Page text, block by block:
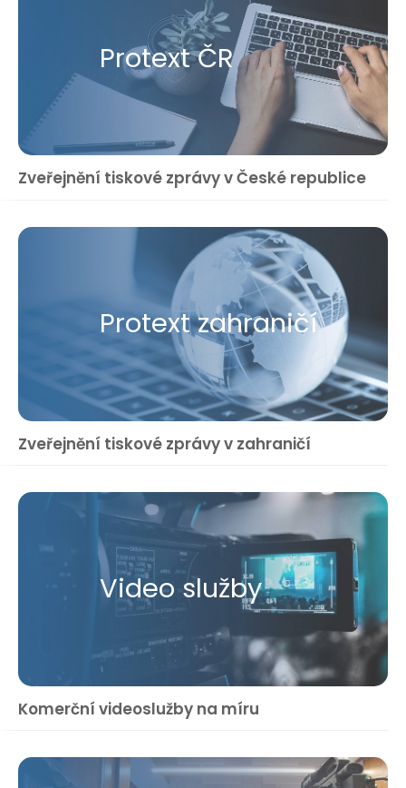
Protext ČR
Zveřejnění tiskové zprávy v České republice
Protext zahraničí
Zveřejnění tiskové zprávy v zahraničí
Video služby
Komerční videoslužby na míru